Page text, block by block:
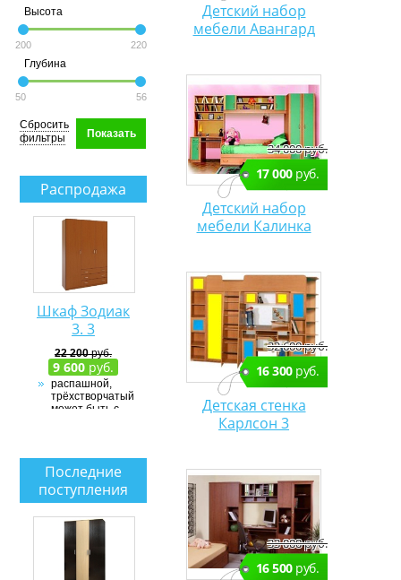
Высота
200 220
Глубина
50 56
Сбросить
фильтры
Показать
Распродажа
Шкаф Зодиак
3. 3
22 200руб.
9 600руб.
распашной,
трёхстворчатый,
может быть с
Последние
поступления
Детский набор
мебели Авангард
34 000 руб.
17 000руб.
Детский набор
мебели Калинка
32 600 руб.
16 300руб.
Детская стенка
Карлсон 3
33 000 руб.
16 500руб.